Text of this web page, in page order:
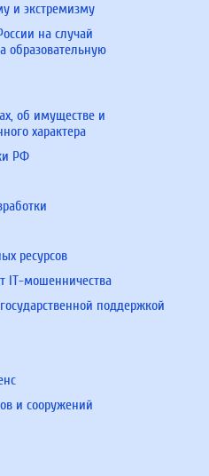
и экстремизму
на случай
образовательную
об имуществе и
характера
РФ
ресурсов
IT-мошенничества
поддержкой
и сооружений